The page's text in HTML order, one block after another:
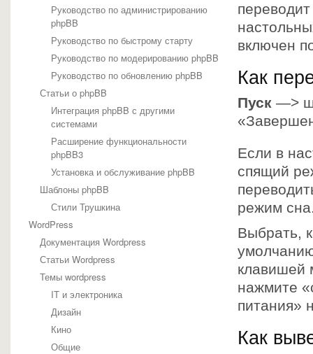
Руководство по администрированию
phpBB
Руководство по быстрому старту
Руководство по модерированию phpBB
Руководство по обновлению phpBB
Статьи о phpBB
Интеграция phpBB с другими
системами
Расширение функциональности
phpBB3
Установка и обслуживание phpBB
Шаблоны phpBB
Стили Трушкина
WordPress
Документация Wordpress
Статьи Wordpress
Темы wordpress
IT и электроника
Дизайн
Кино
Общие
включен
Как
Пуск —>
Если в
спящий
режим
Выбрать,
клавишей
нажмите
питания»
Как